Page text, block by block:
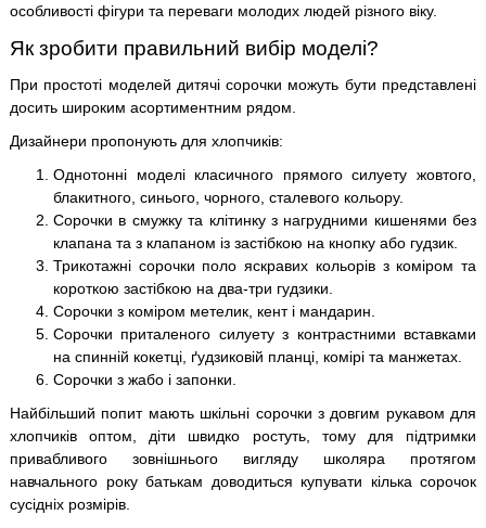
особливості фігури та переваги молодих людей різного віку.
Як зробити правильний вибір моделі?
При простоті моделей дитячі сорочки можуть бути представлені
досить широким асортиментним рядом.
Дизайнери пропонують для хлопчиків:
Однотонні моделі класичного прямого силуету жовтого,
блакитного, синього, чорного, сталевого кольору.
Сорочки в смужку та клітинку з нагрудними кишенями без
клапана та з клапаном із застібкою на кнопку або гудзик.
Трикотажні сорочки поло яскравих кольорів з коміром та
короткою застібкою на два-три гудзики.
Сорочки з коміром метелик, кент і мандарин.
Сорочки приталеного силуету з контрастними вставками
на спинній кокетці, ґудзиковій планці, комірі та манжетах.
Сорочки з жабо і запонки.
Найбільший попит мають шкільні сорочки з довгим рукавом для
хлопчиків оптом, діти швидко ростуть, тому для підтримки
привабливого зовнішнього вигляду школяра протягом
навчального року батькам доводиться купувати кілька сорочок
сусідніх розмірів.